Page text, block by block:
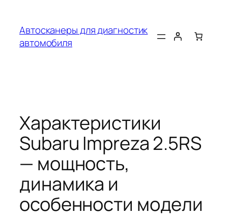
содержимому
Автосканеры для диагностик
автомобиля
Характеристики
Subaru Impreza 2.5RS
— мощность,
динамика и
особенности модели